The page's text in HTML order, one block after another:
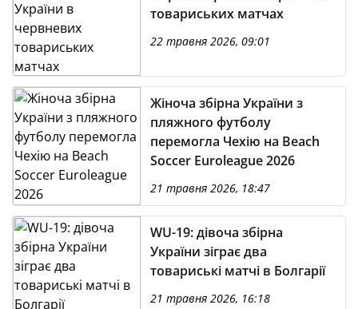
товариських матчах
22 травня 2026, 09:01
Жіноча збірна України з
пляжного футболу
перемогла Чехію на Beach
Soccer Euroleague 2026
21 травня 2026, 18:47
WU-19: дівоча збірна
України зіграє два
товариські матчі в Болгарії
21 травня 2026, 16:18